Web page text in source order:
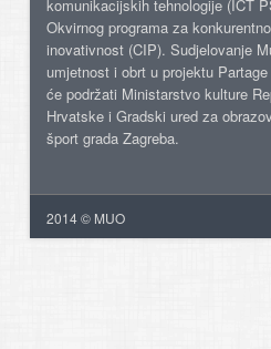
komunikacijskih tehnologije (ICT
Okvirnog programa za
inovativnost (CIP). Sudjelovanje
umjetnost i obrt u projektu
će podržati Ministarstvo kulture
Hrvatske i Gradski ured za
šport grada Zagreba.
2014 © MUO